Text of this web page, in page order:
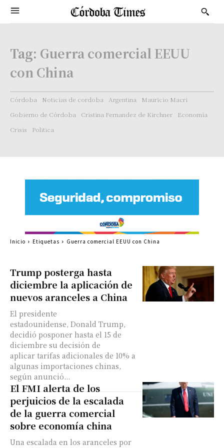
Tag: Guerra comercial EEUU
con China
Córdoba Noticias de cordoba Argentina
Mauricio Macri
Gobierno de Córdoba
Cristina Fernandez de Kirchner
Economía
Crisis
Politica
Trump posterga hasta
diciembre la aplicación de
nuevos aranceles a China
El presidente
estadounidense, Donald Trump,
decidió posponer hasta el 15 de
diciembre su decisión de
aplicar tarifas adicionales de 10% a
algunas importaciones chinas,
según anunció...
El FMI alerta de los
perjuicios de la escalada
de la guerra comercial
sobre economía china
Una escalada en los aranceles por
Inicio Etiquetas Guerra comercial EEUU con China